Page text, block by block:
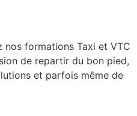
nos formations Taxi et VTC
de repartir du bon pied,
et parfois même de